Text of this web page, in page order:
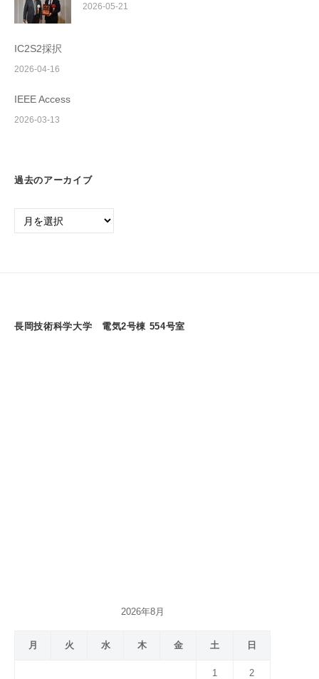
2026-05-21
IC2S2採択
2026-04-16
IEEE Access
2026-03-13
過去のアーカイブ
過
ブ
長岡技術科学大学 電気2号棟 554号室
2026年8月
月 火 水 木 金 土 日
1 2